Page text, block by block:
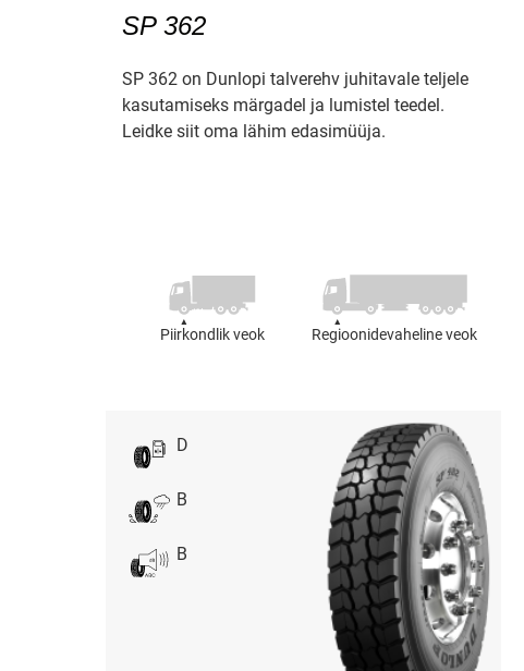
SP 362
SP 362 on Dunlopi talverehv juhitavale teljele
kasutamiseks märgadel ja lumistel teedel.
Leidke siit oma lähim edasimüüja.
Piirkondlik veok Regioonidevaheline veok
D
B
B